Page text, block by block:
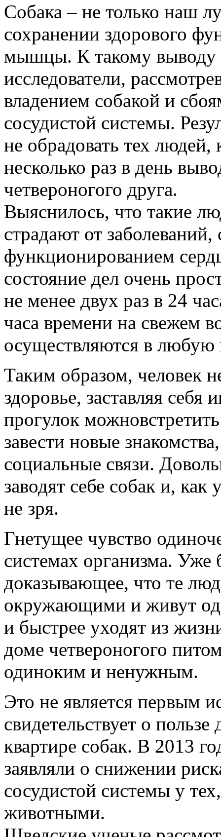
Собака – не только наш
сохранении здорового
мышцы. К такому выводу
исследователи,
владением собакой и
сосудистой системы.
не обрадовать тех
несколько раз в день
четвероногого друга.
Выяснилось, что такие
страдают от заболеваний,
функционированием
состояние дел очень
не менее двух раз в 24
часа времени на свежем
осуществляются в любую
Таким образом, человек
здоровье, заставляя себя
прогулок
завести новые
социальные связи.
заводят себе собак и,
не зря.
Гнетущее чувство
системах организма. Уже
доказывающее, что те
окружающими и живут
и быстрее уходят из
доме четвероногого
одиноким и ненужным.
Это не является первым
свидетельствует о
квартире собак. В 2013
заявляли о снижении
сосудистой системы у
животными.